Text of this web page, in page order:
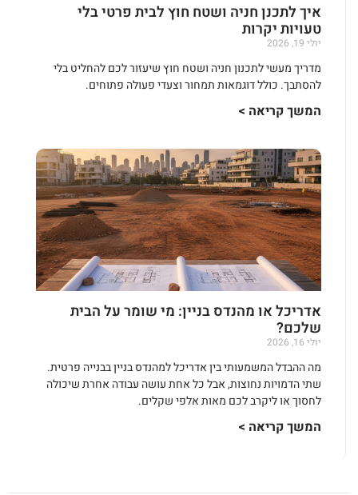
איך לתכנן חניה ושטח חוץ לבית פרטי בלי
טעויות יקרות
יולי 19, 2026
מדריך מעשי לתכנון חניה ושטח חוץ שיעזור לכם להחליט בלי
להסתבך. כולל דוגמאות תמחור וצעדי פעולה פתוחים.
המשך קריאה >
אדריכל או מהנדס בניין: מי שומר על הבית
שלכם?
יולי 16, 2026
מה ההבדל המשמעותי בין אדריכל למהנדס בניין בבנייה פרטית.
שתי הדמויות נחוצות, אבל כל אחת עושה עבודה אחרת שיכולה
לחסוך או ליקרב לכם מאות אלפי שקלים.
המשך קריאה >